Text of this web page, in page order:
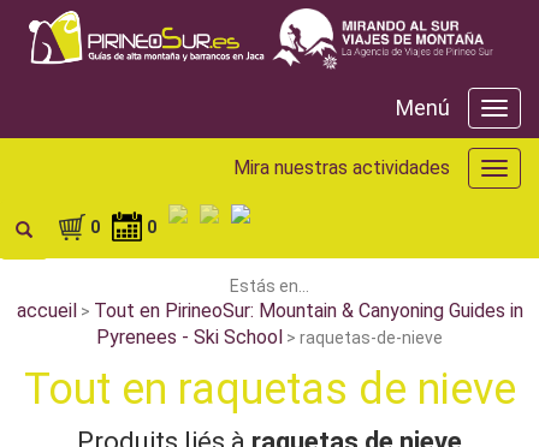
Menú
Menú
Mira
Mira nuestras actividades
0 0
Estás en...
accueil > Tout en PirineoSur: Mountain & Canyoning Guides in
Pyrenees - Ski School > raquetas-de-nieve
Tout en raquetas de nieve